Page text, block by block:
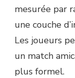
mesurée par
une couche
Les joueurs
un match
plus formel.